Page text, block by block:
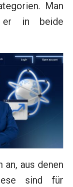
Man
er in beide
aus denen
sind für